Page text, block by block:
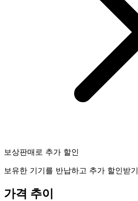
보상판매로 추가 할인
보유한 기기를 반납하고 추가 할인받기
가격 추이